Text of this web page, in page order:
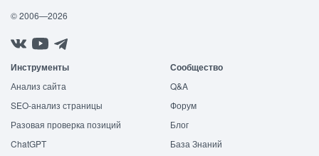
© 2006—2026
Инструменты
Анализ сайта
SEO-анализ страницы
Разовая проверка позиций
ChatGPT
Сообщество
Q&A
Форум
Блог
База Знаний